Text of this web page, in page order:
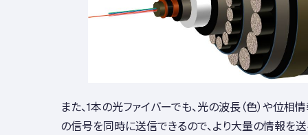
また、1本の光ファイバーでも、光の波長（色）や位
の信号を同時に送信できるので、より大量の情報を送